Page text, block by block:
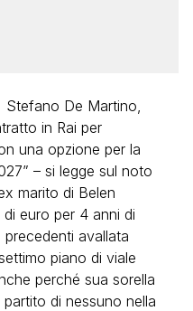
Stefano De Martino,
in Rai per
una opzione per la
– si legge sul noto
marito di Belen
euro per 4 anni di
avallata
piano di viale
perché sua sorella
di nessuno nella